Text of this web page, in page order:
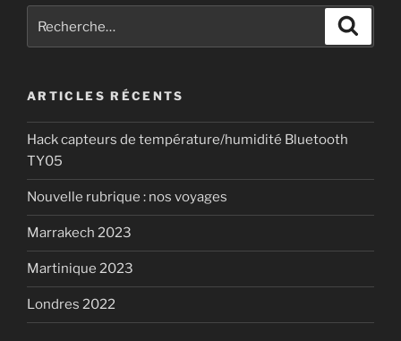
pour
ARTICLES RÉCENTS
Hack capteurs de température/humidité Bluetooth
TY05
Nouvelle rubrique : nos voyages
Marrakech 2023
Martinique 2023
Londres 2022